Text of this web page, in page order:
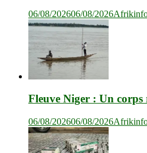
06/08/202606/08/2026
Fleuve Niger : Un corps
06/08/202606/08/2026